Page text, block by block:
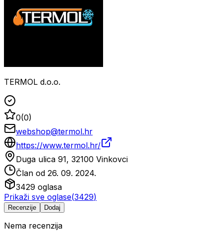
TERMOL d.o.o.
0(0)
webshop@termol.hr
https://www.termol.hr/
Duga ulica 91, 32100 Vinkovci
Član od 26. 09. 2024.
3429 oglasa
Prikaži sve oglase(3429)
Recenzije Dodaj
Nema recenzija